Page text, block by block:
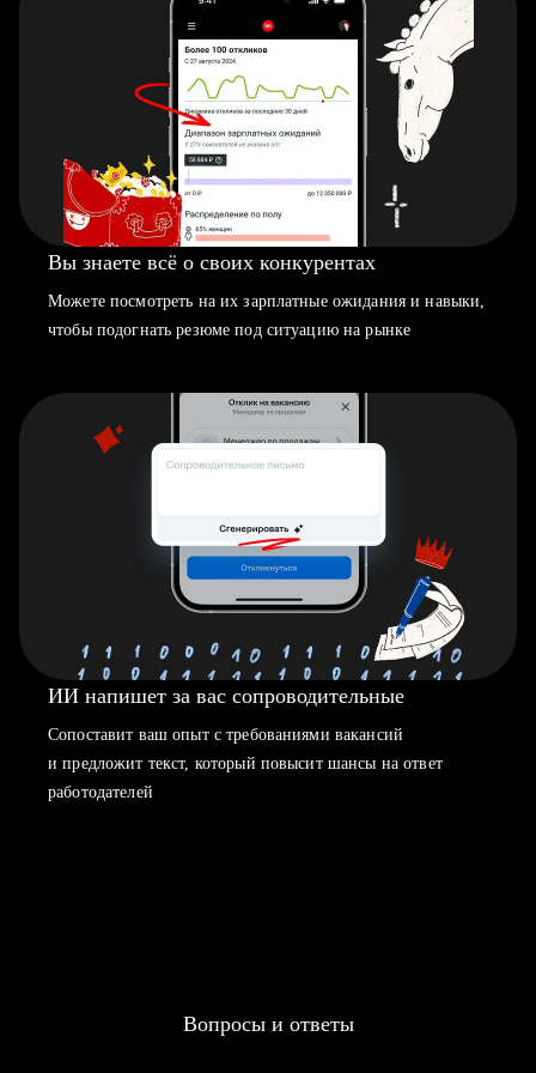
Вы знаете всё о своих конкурентах
Можете посмотреть на их зарплатные ожидания и навыки,
чтобы подогнать резюме под ситуацию на рынке
ИИ напишет за вас сопроводительные
Сопоставит ваш опыт с требованиями вакансий
и предложит текст, который повысит шансы на ответ
работодателей
Вопросы и ответы